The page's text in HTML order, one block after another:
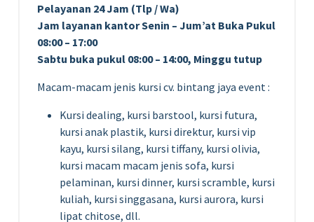
Pelayanan 24 Jam (Tlp / Wa)
Jam layanan kantor Senin – Jum’at Buka Pukul
08:00 – 17:00
Sabtu buka pukul 08:00 – 14:00, Minggu tutup
Macam-macam jenis kursi cv. bintang jaya event :
Kursi dealing, kursi barstool, kursi futura,
kursi anak plastik, kursi direktur, kursi vip
kayu, kursi silang, kursi tiffany, kursi olivia,
kursi macam macam jenis sofa, kursi
pelaminan, kursi dinner, kursi scramble, kursi
kuliah, kursi singgasana, kursi aurora, kursi
lipat chitose, dll.